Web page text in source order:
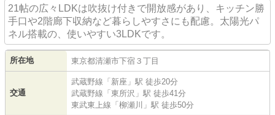
21帖の広々LDKは吹抜け付きで開放感があり、キッチン勝
手口や2階廊下収納など暮らしやすさにも配慮。太陽光パ
ネル搭載の、使いやすい3LDKです。
所在地 東京都清瀬市下宿 ３丁目
交通
武蔵野線 「 新座 」駅 徒歩20分
武蔵野線 「 東所沢 」駅 徒歩41分
東武東上線 「 柳瀬川 」駅 徒歩50分